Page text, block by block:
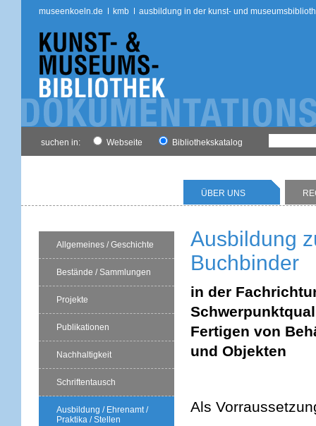
museenkoeln.de kmb ausbildung in der kunst- und
suchen in: Webseite Bibliothekskatalog
ÜBER UNS
Allgemeines / Geschichte
Bestände / Sammlungen
Projekte
Publikationen
Nachhaltigkeit
Schriftentausch
Ausbildung / Ehrenamt /
Praktika / Stellen
Ausbildung
Buchbinder
in der
Fertigen von
und Objekten
Als